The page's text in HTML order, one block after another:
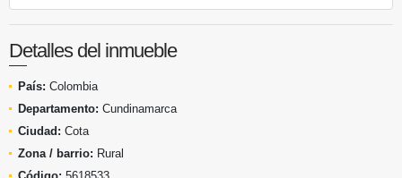
Detalles del inmueble
País: Colombia
Departamento: Cundinamarca
Ciudad: Cota
Zona / barrio: Rural